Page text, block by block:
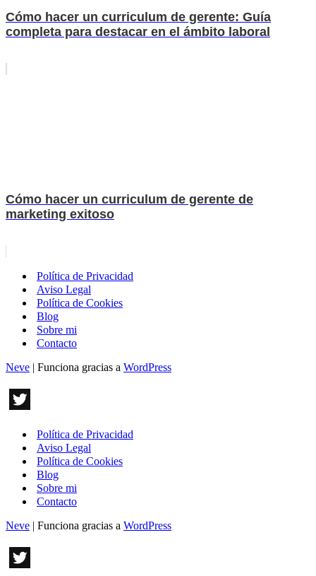
Cómo hacer un curriculum de gerente: Guía
completa para destacar en el ámbito laboral
Cómo hacer un curriculum de gerente de
marketing exitoso
Política de Privacidad
Aviso Legal
Política de Cookies
Blog
Sobre mi
Contacto
Neve | Funciona gracias a WordPress
Política de Privacidad
Aviso Legal
Política de Cookies
Blog
Sobre mi
Contacto
Neve | Funciona gracias a WordPress